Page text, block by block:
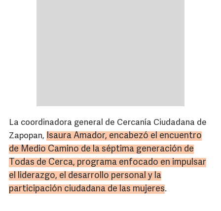
La coordinadora general de Cercanía Ciudadana de
Zapopan, Isaura Amador, encabezó el encuentro
de Medio Camino de la séptima generación de
Todas de Cerca, programa enfocado en impulsar
el liderazgo, el desarrollo personal y la
participación ciudadana de las mujeres.